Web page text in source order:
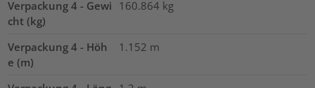
Verpackung 4 - Gewi
cht (kg)
160.864 kg
Verpackung 4 - Höh
e (m)
1.152 m